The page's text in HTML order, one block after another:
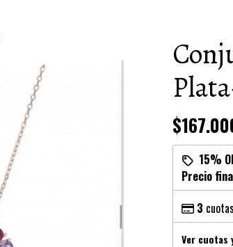
15%
Precio
3
Ver cuotas